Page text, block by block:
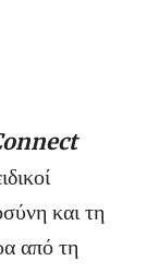
και τη
από τη